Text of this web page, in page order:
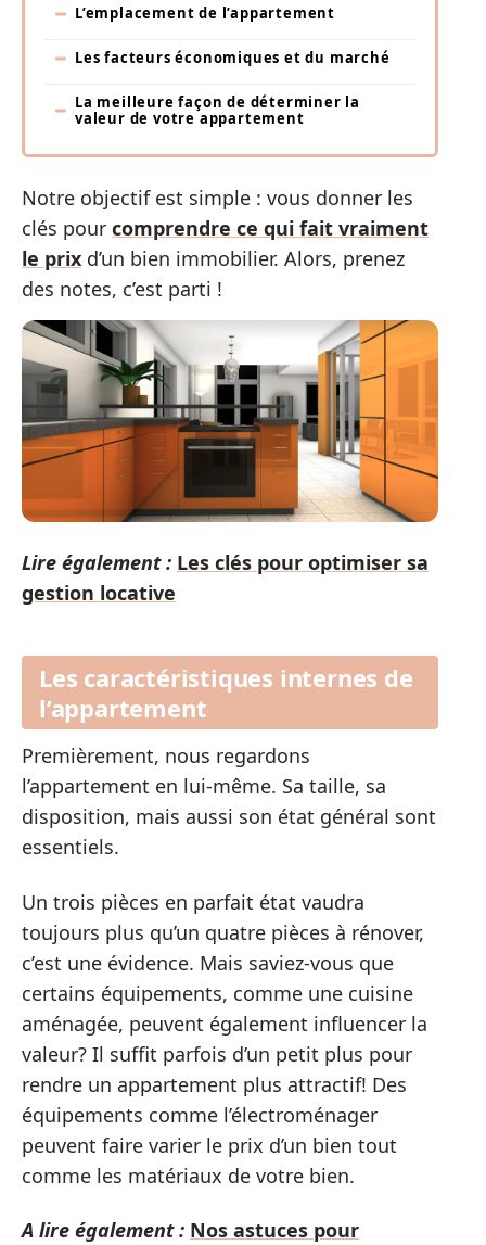
L’emplacement de l’appartement
Les facteurs économiques et du marché
La meilleure façon de déterminer la
valeur de votre appartement
Notre objectif est simple : vous donner les
clés pour comprendre ce qui fait vraiment
le prix d’un bien immobilier. Alors, prenez
des notes, c’est parti !
Lire également : Les clés pour optimiser sa
gestion locative
Les caractéristiques internes de
l’appartement
Premièrement, nous regardons
l’appartement en lui-même. Sa taille, sa
disposition, mais aussi son état général sont
essentiels.
Un trois pièces en parfait état vaudra
toujours plus qu’un quatre pièces à rénover,
c’est une évidence. Mais saviez-vous que
certains équipements, comme une cuisine
aménagée, peuvent également influencer la
valeur? Il suffit parfois d’un petit plus pour
rendre un appartement plus attractif! Des
équipements comme l’électroménager
peuvent faire varier le prix d’un bien tout
comme les matériaux de votre bien.
A lire également : Nos astuces pour